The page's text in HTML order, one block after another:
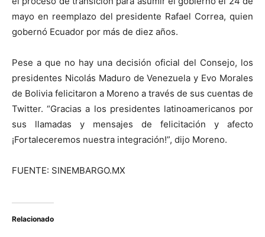
mayo en reemplazo del presidente Rafael Correa, quien
gobernó Ecuador por más de diez años.
Pese a que no hay una decisión oficial del Consejo, los
presidentes Nicolás Maduro de Venezuela y Evo Morales
de Bolivia felicitaron a Moreno a través de sus cuentas de
Twitter. “Gracias a los presidentes latinoamericanos por
sus llamadas y mensajes de felicitación y afecto
¡Fortaleceremos nuestra integración!”, dijo Moreno.
FUENTE: SINEMBARGO.MX
Relacionado